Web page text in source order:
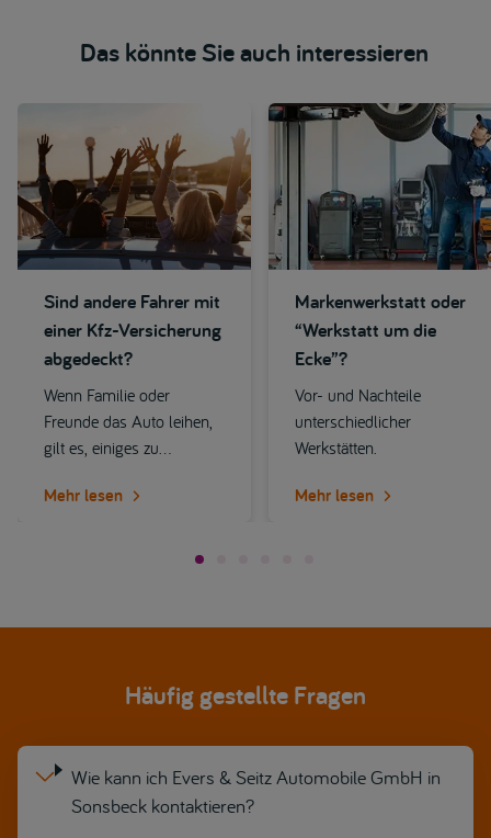
Das könnte Sie auch interessieren
Sind andere Fahrer mit
einer Kfz-Versicherung
abgedeckt?
Wenn Familie oder
Freunde das Auto leihen,
gilt es, einiges zu
Versicherung automatisch
Mehr lesen
Markenwerkstatt oder
“Werkstatt um die
Ecke”?
Vor- und Nachteile
unterschiedlicher
Werkstätten.
Mehr lesen
Häufig gestellte Fragen
Wie kann ich Evers & Seitz Automobile GmbH in
Sonsbeck kontaktieren?